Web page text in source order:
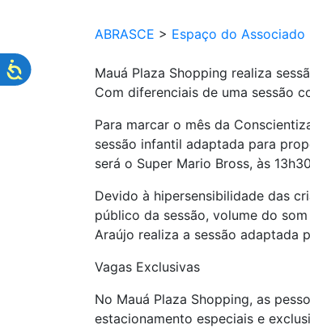
ABRASCE > Espaço do Associado
Mauá Plaza Shopping realiza
Com diferenciais de uma sessão
Para marcar o mês da
sessão infantil adaptada para
será o Super Mario Bross, às
Devido à hipersensibilidade das
público da sessão, volume do
Araújo realiza a sessão adaptada
Vagas Exclusivas
No Mauá Plaza Shopping, as
estacionamento especiais e